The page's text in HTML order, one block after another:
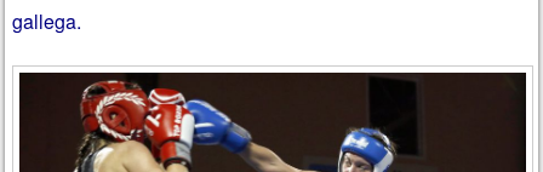
gallega.